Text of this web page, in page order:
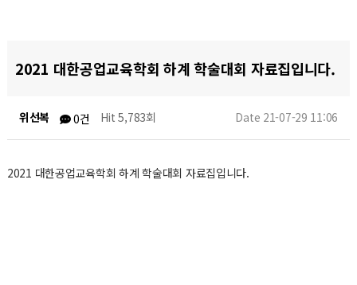
2021 대한공업교육학회 하계 학술대회 자료집입니다.
위선복 0건 Hit 5,783회 Date 21-07-29 11:06
2021 대한공업교육학회 하계 학술대회 자료집입니다.